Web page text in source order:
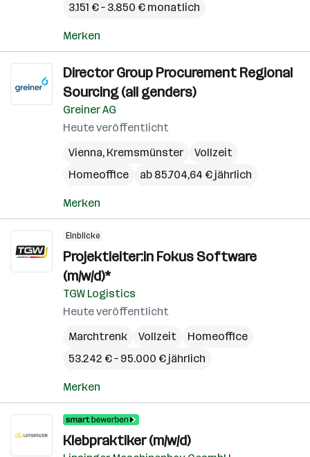
3.151 € – 3.850 € monatlich
Merken
Director Group Procurement Regional
Sourcing (all genders)
Greiner AG
Heute veröffentlicht
Vienna, Kremsmünster
Vollzeit
Homeoffice
ab 85.704,64 € jährlich
Merken
Einblicke
Projektleiter:in Fokus Software
(m/w/d)*
TGW Logistics
Heute veröffentlicht
Marchtrenk
Vollzeit
Homeoffice
53.242 € – 95.000 € jährlich
Merken
Klebpraktiker (m/w/d)